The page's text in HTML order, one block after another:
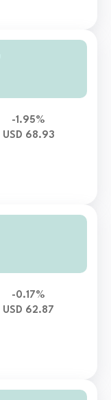
-1.95%
USD 68.93
-0.17%
USD 62.87